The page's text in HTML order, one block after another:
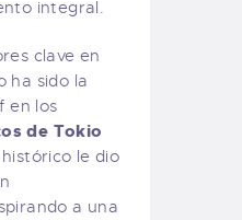
integral.
clave en
ha sido la
en los
de Tokio
le dio
a una